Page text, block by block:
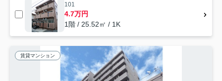
101
4.7万円
1階 / 25.52㎡ / 1K
賃貸マンション